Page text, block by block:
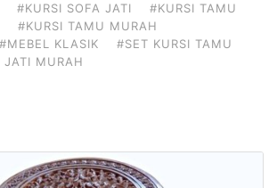
#KURSI SOFA JATI
#KURSI TAMU
#KURSI TAMU MURAH
#MEBEL KLASIK
#SET KURSI TAMU
JATI MURAH